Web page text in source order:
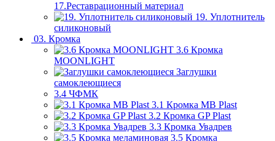
17.Реставрационный материал
19. Уплотнитель
силиконовый
03. Кромка
3.6 Кромка
MOONLIGHT
Заглушки
самоклеющиеся
3.4 ЧФМК
3.1 Кромка MB Plast
3.2 Кромка GP Plast
3.3 Кромка Увадрев
3.5 Кромка